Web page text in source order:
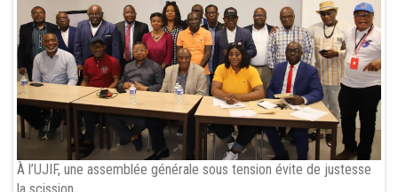
À l’UJIF, une assemblée générale sous tension évite de justesse